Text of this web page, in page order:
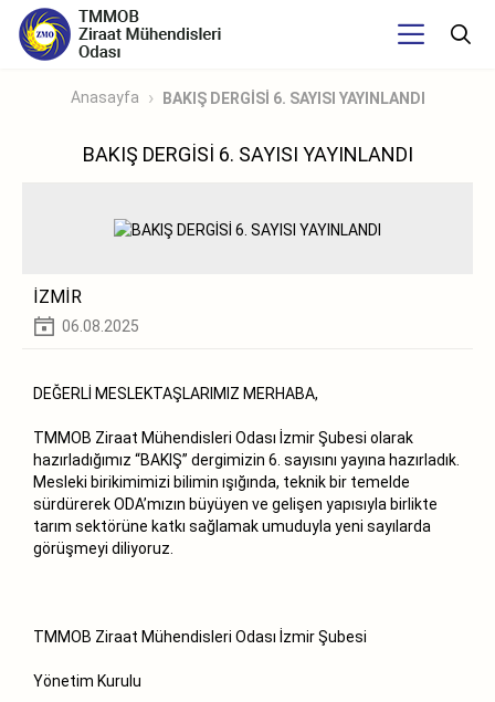
Anasayfa BAKIŞ DERGİSİ 6. SAYISI YAYINLANDI
BAKIŞ DERGİSİ 6. SAYISI YAYINLANDI
İZMİR
06.08.2025
DEĞERLİ MESLEKTAŞLARIMIZ MERHABA,
TMMOB Ziraat Mühendisleri Odası İzmir Şubesi olarak
hazırladığımız “BAKIŞ” dergimizin 6. sayısını yayına hazırladık.
Mesleki birikimimizi bilimin ışığında, teknik bir temelde
sürdürerek ODA’mızın büyüyen ve gelişen yapısıyla birlikte
tarım sektörüne katkı sağlamak umuduyla yeni sayılarda
görüşmeyi diliyoruz.
TMMOB Ziraat Mühendisleri Odası İzmir Şubesi
Yönetim Kurulu